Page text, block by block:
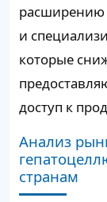
расширению
и
которые
доступ к
Анализ
странам